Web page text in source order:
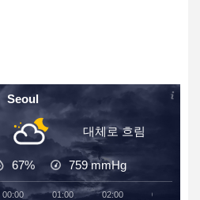
Seoul
대체로 흐림
67% 759mmHg
00:00 01:00 02:00 03:00